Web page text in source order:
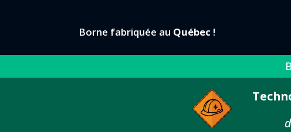
Borne fabriquée au Québec !